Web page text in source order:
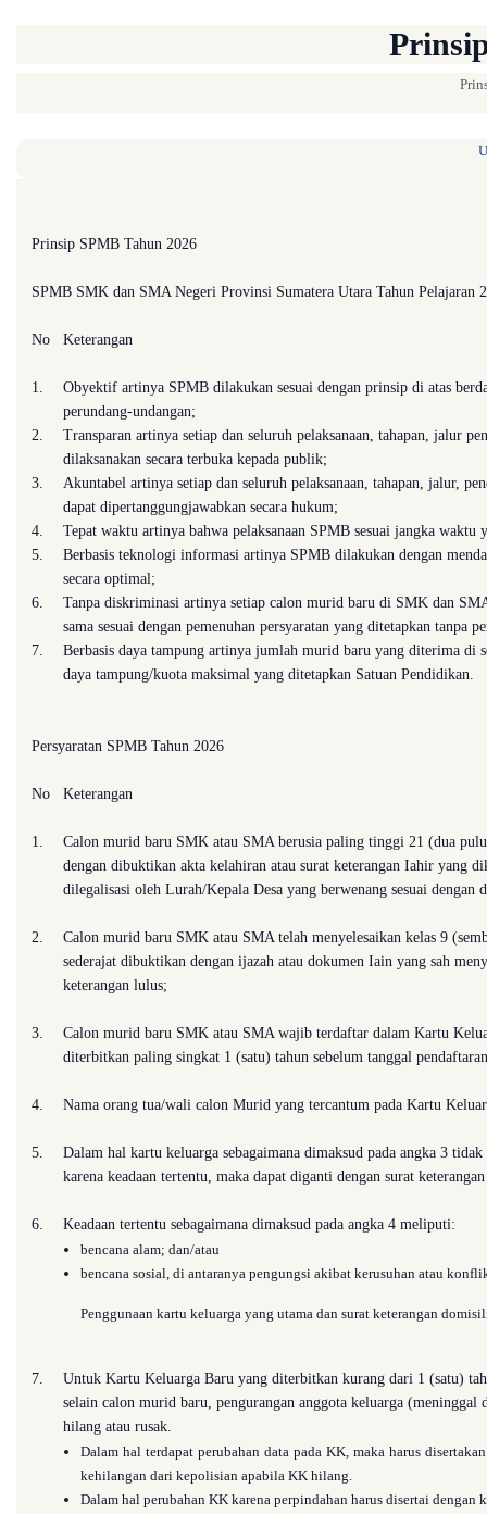
Prinsip SPMB Tahun 2026
SPMB SMK dan SMA Negeri Provinsi Sumatera Utara Tahun Pelajaran
No Keterangan
1.
Obyektif artinya SPMB dilakukan sesuai dengan prinsip di atas
perundang-undangan;
2.
Transparan artinya setiap dan seluruh pelaksanaan, tahapan, jalur
dilaksanakan secara terbuka kepada publik;
3.
Akuntabel artinya setiap dan seluruh pelaksanaan, tahapan, jalur,
dapat dipertanggungjawabkan secara hukum;
4.
Tepat waktu artinya bahwa pelaksanaan SPMB sesuai jangka waktu
5.
Berbasis teknologi informasi artinya SPMB dilakukan dengan
secara optimal;
6.
Tanpa diskriminasi artinya setiap calon murid baru di SMK dan
sama sesuai dengan pemenuhan persyaratan yang ditetapkan tanpa
7.
Berbasis daya tampung artinya jumlah murid baru yang diterima di
daya tampung/kuota maksimal yang ditetapkan Satuan Pendidikan.
Persyaratan SPMB Tahun 2026
No Keterangan
1.
Calon murid baru SMK atau SMA berusia paling tinggi 21 (dua
dengan dibuktikan akta kelahiran atau surat keterangan Iahir yang
dilegalisasi oleh Lurah/Kepala Desa yang berwenang sesuai
2.
Calon murid baru SMK atau SMA telah menyelesaikan kelas 9
sederajat dibuktikan dengan ijazah atau dokumen Iain yang sah
keterangan lulus;
3.
Calon murid baru SMK atau SMA wajib terdaftar dalam Kartu
diterbitkan paling singkat 1 (satu) tahun sebelum tanggal
4. Nama orang tua/wali calon Murid yang tercantum pada Kartu
5.
Dalam hal kartu keluarga sebagaimana dimaksud pada angka 3
karena keadaan tertentu, maka dapat diganti dengan surat
6.
Keadaan tertentu sebagaimana dimaksud pada angka 4 meliputi:
bencana alam; dan/atau
bencana sosial, di antaranya pengungsi akibat kerusuhan atau
Penggunaan kartu keluarga yang utama dan surat keterangan
7.
Untuk Kartu Keluarga Baru yang diterbitkan kurang dari 1 (satu)
selain calon murid baru, pengurangan anggota keluarga
hilang atau rusak.
Dalam hal terdapat perubahan data pada KK, maka harus
kehilangan dari kepolisian apabila KK hilang.
Dalam hal perubahan KK karena perpindahan harus disertai